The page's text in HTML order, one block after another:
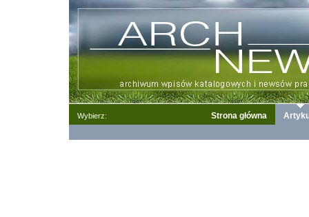
Wybierz: Strona główna